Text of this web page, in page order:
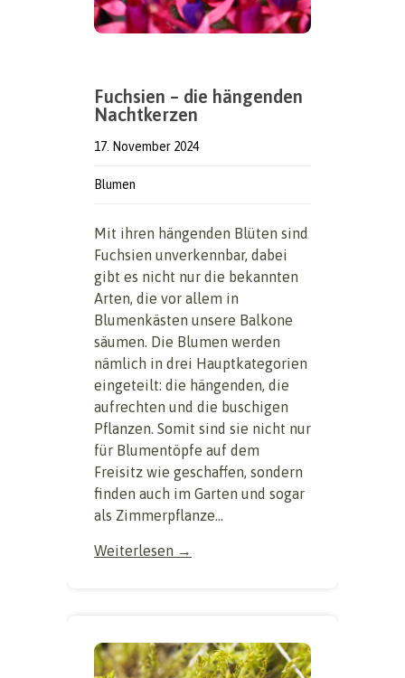
Fuchsien – die hängenden
Nachtkerzen
17. November 2024
Blumen
Mit ihren hängenden Blüten sind
Fuchsien unverkennbar, dabei
gibt es nicht nur die bekannten
Arten, die vor allem in
Blumenkästen unsere Balkone
säumen. Die Blumen werden
nämlich in drei Hauptkategorien
eingeteilt: die hängenden, die
aufrechten und die buschigen
Pflanzen. Somit sind sie nicht nur
für Blumentöpfe auf dem
Freisitz wie geschaffen, sondern
finden auch im Garten und sogar
als Zimmerpflanze...
Weiterlesen →